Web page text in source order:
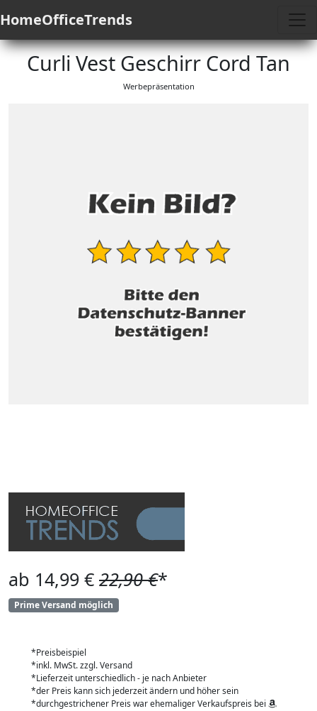
HomeOfficeTrends
Curli Vest Geschirr Cord Tan
Werbepräsentation
ab 14,99 € 22,90 €*
Prime Versand möglich
*Preisbeispiel
*inkl. MwSt. zzgl. Versand
*Lieferzeit unterschiedlich - je nach Anbieter
*der Preis kann sich jederzeit ändern und höher sein
*durchgestrichener Preis war ehemaliger Verkaufspreis bei